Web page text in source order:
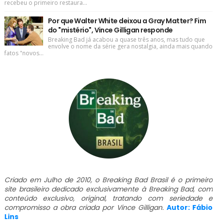
recebeu o primeiro restaura...
Por que Walter White deixou a Gray Matter? Fim
do "mistério", Vince Gilligan responde
Breaking Bad já acabou a quase três anos, mas tudo que
envolve o nome da série gera nostalgia, ainda mais quando
fatos "novos...
Criado em Julho de 2010, o Breaking Bad Brasil é o primeiro
site brasileiro dedicado exclusivamente à Breaking Bad, com
conteúdo exclusivo, original, tratando com seriedade e
compromisso a obra criada por Vince Gilligan. Autor: Fábio
Lins